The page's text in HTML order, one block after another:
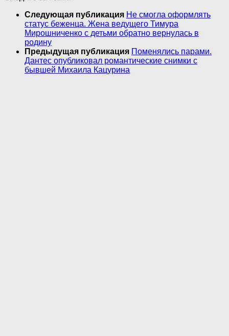
Следующая публикация Не смогла оформлять
статус беженца. Жена ведущего Тимура
Мирошниченко с детьми обратно вернулась в
родину
Предыдущая публикация Поменялись парами.
Дантес опубликовал романтические снимки с
бывшей Михаила Кацурина